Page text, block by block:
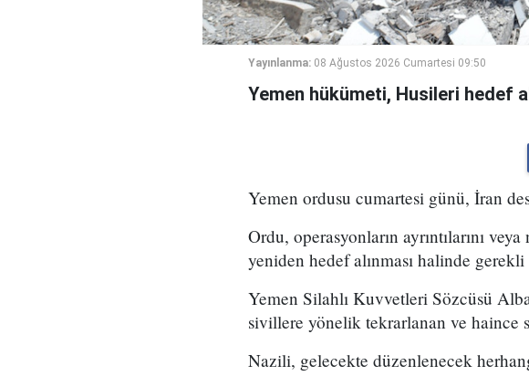
Yayınlanma: 08 Ağustos 2026 Cumartesi 09:50
Yemen hükümeti, Husileri hedef
Yemen ordusu cumartesi günü, İran
Ordu, operasyonların ayrıntılarını
yeniden hedef alınması halinde
Yemen Silahlı Kuvvetleri Sözcüsü
sivillere yönelik tekrarlanan ve haince
Nazili, gelecekte düzenlenecek